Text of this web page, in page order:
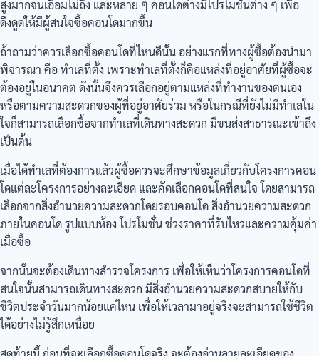
สูงมากจนเอื้อมไม่ถึง และหลาย ๆ คอนโดต่างมีโปรโมชั่นต่าง ๆ เพื่อ
ดึงดูดให้มีผู้สนใจซื้อคอนโดมากขึ้น
ถ้าถามว่าควรเลือกซื้อคอนโดที่ไหนดีนั้น อย่างแรกที่ทางผู้ซื้อต้องนำมา
พิจารณา คือ ทำเลที่ตั้ง เพราะทำเลที่ตั้งก็คือแหล่งที่อยู่อาศัยที่ผู้ซื้อจะ
ต้องอยู่ในอนาคต ดังนั้นจึงควรเลือกอยู่ตามแหล่งที่ทำงานของตนเอง
หรือตามความสะดวกของผู้ที่อยู่อาศัยร่วม หรือในกรณีที่ยังไม่มีทำเลใน
ใจก็สามารถเลือกซื้อจากทำเลที่เดินทางสะดวก มีขนส่งสาธารณะเข้าถึง
เป็นต้น
เมื่อได้ทำเลที่ต้องการแล้วผู้ซื้อควรจะศึกษาข้อมูลเกี่ยวกับโครงการคอน
โดแต่ละโครงการอย่างละเอียด และคัดเลือกคอนโดที่สนใจ โดยสามารถ
เลือกจากสิ่งอำนวยความสะดวกโดยรอบคอนโด สิ่งอำนวยความสะดวก
ภายในคอนโด รูปแบบห้อง โปรโมชั่น ช่วงราคาที่รับไหวและความคุ้มค่า
เมื่อซื้อ
จากนั้นจะต้องเดินทางสำรวจโครงการ เพื่อให้เห็นว่าโครงการคอนโดที่
สนใจนั้นสามารถเดินทางสะดวก มีสิ่งอำนวยความสะดวกสบายให้กับ
ชีวิตประจำวันมากน้อยแค่ไหน เพื่อให้เวลามาอยู่จริงจะสามารถใช้ชีวิต
ได้อย่างไม่รู้สึกเหนื่อย